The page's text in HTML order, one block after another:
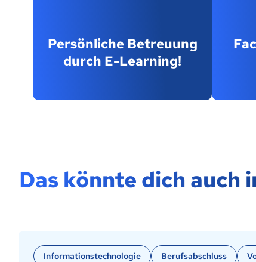
Persönliche Betreuung
durch E-Learning!
Das könnte dich auch
Informationstechnologie Berufsabschluss